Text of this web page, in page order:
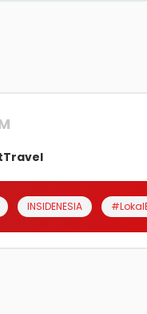
Travel
INSIDENESIA